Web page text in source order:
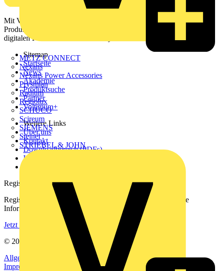
METZ CONNECT
Nexans
Nexans Power Accessories
Prysmian
Radium
Regiolux
SCHÜCO
Scireum
SIEMENS
Steinel
STRIEBEL & JOHN
Mit Voltimum erhalten Elektrofachkräfte Zugang zu Branchennews,
Produktinformationen, Schulungen und Tools – alles auf einer
digitalen Plattform und Community.
Sitemap
Startseite
News
Akademie
Produktsuche
Partner
Voltimum+
Weitere Links
Über uns
Kontakt
Downloadbereich (PDFs)
Häufig gestellte Fragen
Registrierung
Registrieren Sie sich kostenlos und erhalten Sie stets aktuelle
Informationen aus der Elektroindustrie.
Jetzt registrieren
© 2002-
Voltimum
Allgemeine Geschäftsbedingungen
Datenschutzerklärung
Impressum